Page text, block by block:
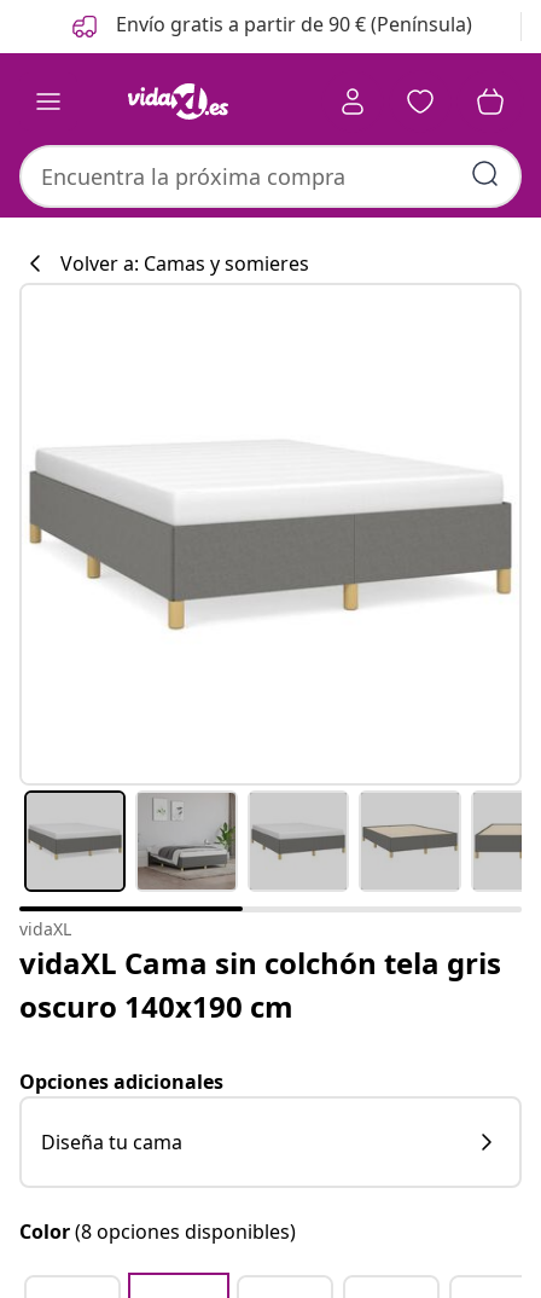
Anterior
Siguiente Envío gratis a partir de 90 € (Península)
Volver a: Camas y somieres
vidaXL
vidaXL Cama sin colchón tela gris
oscuro 140x190 cm
Opciones adicionales
Diseña tu cama
Color(8 opciones disponibles)